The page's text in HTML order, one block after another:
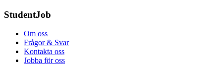
StudentJob
Om oss
Frågor & Svar
Kontakta oss
Jobba för oss